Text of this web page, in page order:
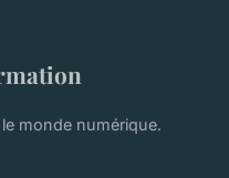
monde numérique.